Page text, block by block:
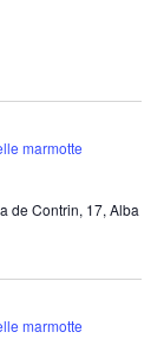
marmotte
de Contrin, 17, Alba
marmotte